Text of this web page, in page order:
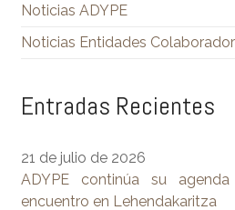
Noticias ADYPE
Noticias Entidades
Entradas Recientes
21 de julio de 2026
ADYPE continúa su
encuentro en Lehendakaritza